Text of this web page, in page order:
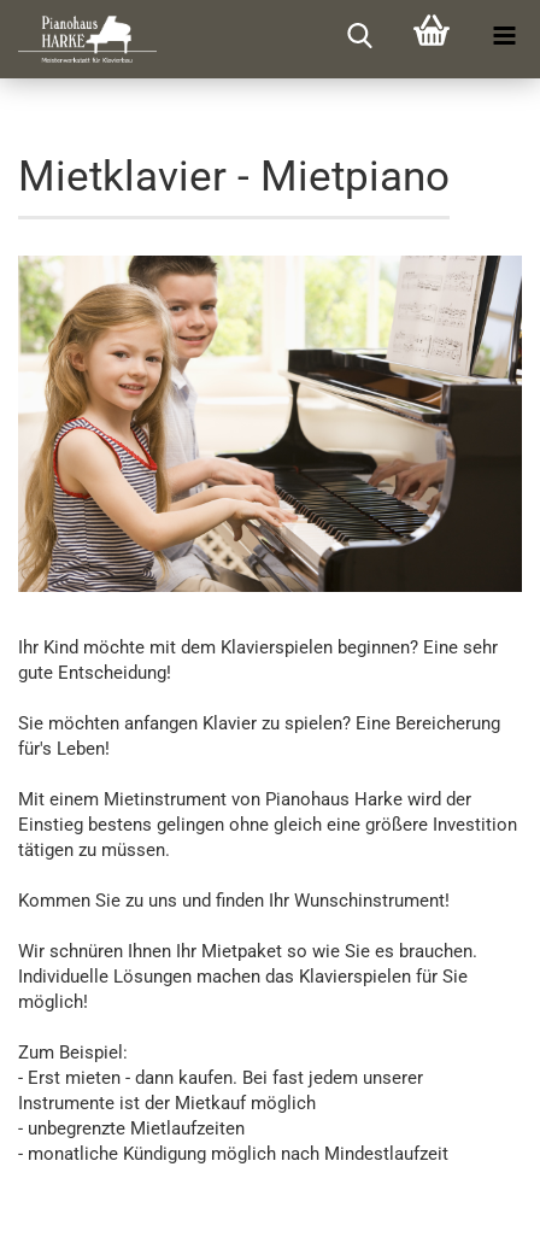
Mietklavier - Mietpiano
Ihr Kind möchte mit dem Klavierspielen beginnen? Eine sehr
gute Entscheidung!
Sie möchten anfangen Klavier zu spielen? Eine Bereicherung
für's Leben!
Mit einem Mietinstrument von Pianohaus Harke wird der
Einstieg bestens gelingen ohne gleich eine größere Investition
tätigen zu müssen.
Kommen Sie zu uns und finden Ihr Wunschinstrument!
Wir schnüren Ihnen Ihr Mietpaket so wie Sie es brauchen.
Individuelle Lösungen machen das Klavierspielen für Sie
möglich!
Zum Beispiel:
- Erst mieten - dann kaufen. Bei fast jedem unserer
Instrumente ist der Mietkauf möglich
- unbegrenzte Mietlaufzeiten
- monatliche Kündigung möglich nach Mindestlaufzeit